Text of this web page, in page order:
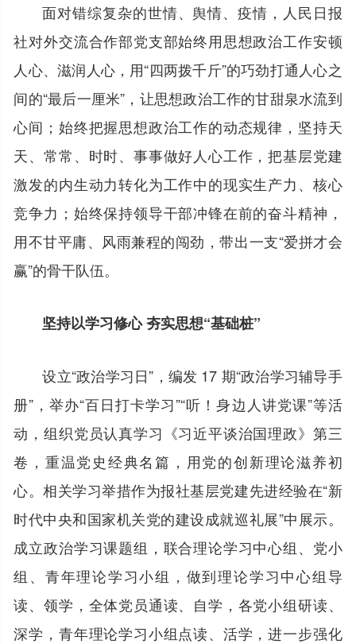
面对错综复杂的世情、舆情、疫情，人民日报
社对外交流合作部党支部始终用思想政治工作安顿
人心、滋润人心，用“四两拨千斤”的巧劲打通人心之
间的“最后一厘米”，让思想政治工作的甘甜泉水流到
心间；始终把握思想政治工作的动态规律，坚持天
天、常常、时时、事事做好人心工作，把基层党建
激发的内生动力转化为工作中的现实生产力、核心
竞争力；始终保持领导干部冲锋在前的奋斗精神，
用不甘平庸、风雨兼程的闯劲，带出一支“爱拼才会
赢”的骨干队伍。
坚持以学习修心 夯实思想“基础桩”
设立“政治学习日”，编发 17 期“政治学习辅导手
册”，举办“百日打卡学习”“听！身边人讲党课”等活
动，组织党员认真学习《习近平谈治国理政》第三
卷，重温党史经典名篇，用党的创新理论滋养初
心。相关学习举措作为报社基层党建先进经验在“新
时代中央和国家机关党的建设成就巡礼展”中展示。
成立政治学习课题组，联合理论学习中心组、党小
组、青年理论学习小组，做到理论学习中心组导
读、领学，全体党员通读、自学，各党小组研读、
深学，青年理论学习小组点读、活学，进一步强化